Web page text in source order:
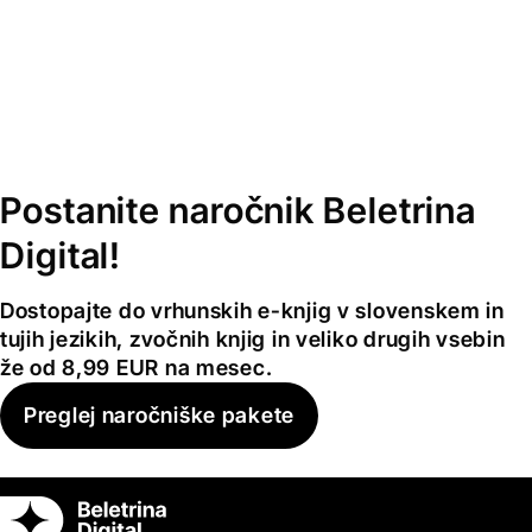
Postanite naročnik Beletrina
Digital!
Dostopajte do vrhunskih e-knjig v slovenskem in
tujih jezikih, zvočnih knjig in veliko drugih vsebin
že od 8,99 EUR na mesec.
Preglej naročniške pakete